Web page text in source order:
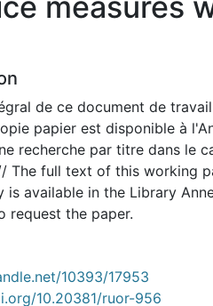
de ce document de
papier est disponible à
recherche par titre dans le
The full text of this working
is available in the Library
request the paper.
10393/17953
10.20381/ruor-956